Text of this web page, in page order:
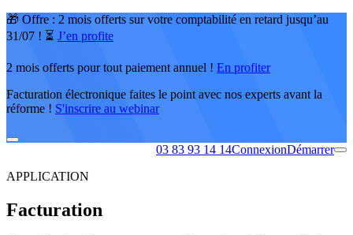
🎁 Offre : 2 mois offerts sur votre comptabilité en retard jusqu’au
31/07 ! ⏳ J’en profite
2 mois offerts pour tout paiement annuel ! En profiter
Facturation électronique faites le point avec nos experts avant la
réforme ! S'inscrire au webinar
03 83 93 14 14ConnexionDémarrer
APPLICATION
Facturation